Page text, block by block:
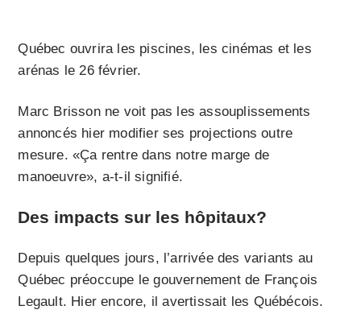
Québec ouvrira les piscines, les cinémas et les
arénas le 26 février.
Marc Brisson ne voit pas les assouplissements
annoncés hier modifier ses projections outre
mesure. «Ça rentre dans notre marge de
manoeuvre», a-t-il signifié.
Des impacts sur les hôpitaux?
Depuis quelques jours, l’arrivée des variants au
Québec préoccupe le gouvernement de François
Legault. Hier encore, il avertissait les Québécois.